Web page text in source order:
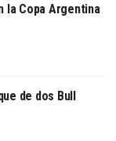
la Copa Argentina
de dos Bull